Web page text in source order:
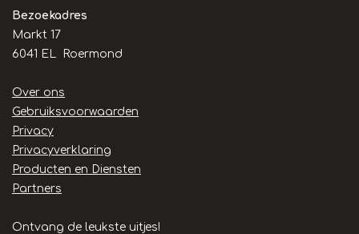
Bezoekadres
Markt 17
6041 EL Roermond
Handige
links
Over ons
Gebruiksvoorwaarden
Privacy
Privacyverklaring
Producten en Diensten
Partners
Ontvang de leukste uitjes!